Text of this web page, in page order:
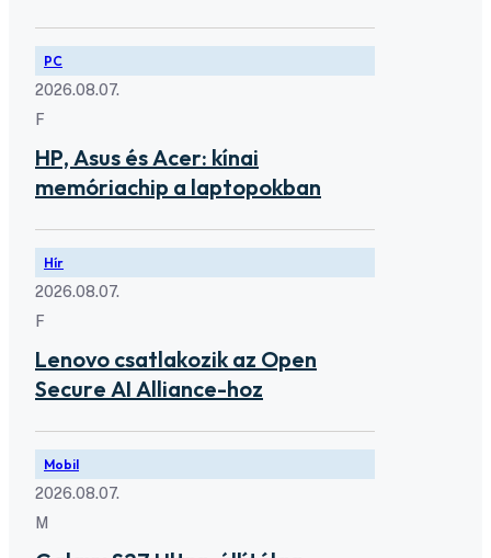
PC
2026.08.07.
F
HP, Asus és Acer: kínai
memóriachip a laptopokban
Hír
2026.08.07.
F
Lenovo csatlakozik az Open
Secure AI Alliance-hoz
Mobil
2026.08.07.
M